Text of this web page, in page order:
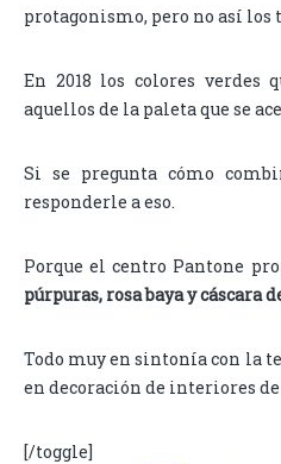
protagonismo, pero no así los
En 2018 los colores verdes
aquellos de la paleta que se
Si se pregunta cómo
responderle a eso.
Porque el centro Pantone
púrpuras, rosa baya y cáscara
Todo muy en sintonía con la
en decoración de interiores
[/toggle]